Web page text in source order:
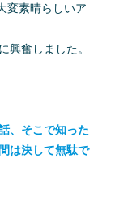
変素晴らしいア
興奮しました。
、そこで知った
は決して無駄で